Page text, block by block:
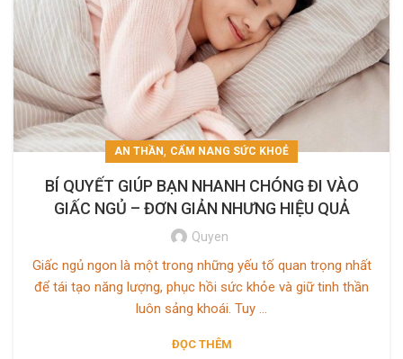
AN THẦN, CẨM NANG SỨC KHOẺ
BÍ QUYẾT GIÚP BẠN NHANH CHÓNG ĐI VÀO
GIẤC NGỦ – ĐƠN GIẢN NHƯNG HIỆU QUẢ
Quyen
Giấc ngủ ngon là một trong những yếu tố quan trọng nhất
để tái tạo năng lượng, phục hồi sức khỏe và giữ tinh thần
luôn sảng khoái. Tuy ...
ĐỌC THÊM